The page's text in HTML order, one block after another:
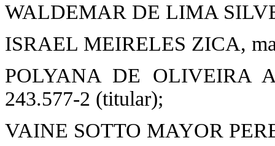
WALDEMAR DE LIMA
ISRAEL MEIRELES ZICA,
POLYANA DE OLIVEIRA
243.577-2 (titular);
VAINE SOTTO MAYOR